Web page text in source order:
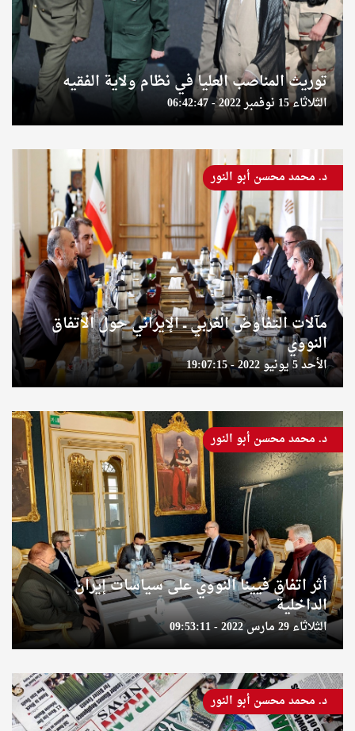
توريث المناصب العليا في نظام ولاية الفقيه
الثلاثاء 15 نوفمبر 2022 - 06:42:47
مآلات التفاوض الغربي ــ الإيراني حول الاتفاق
النووي
الأحد 5 يونيو 2022 - 19:07:15
د. محمد محسن أبو النور
أثر اتفاق فيينا النووي على سياسات إيران
الداخلية
الثلاثاء 29 مارس 2022 - 09:53:11
د. محمد محسن أبو النور
د. محمد محسن أبو النور